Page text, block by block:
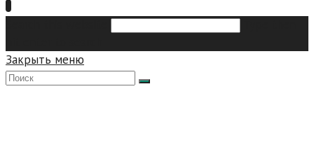
Закрыть меню